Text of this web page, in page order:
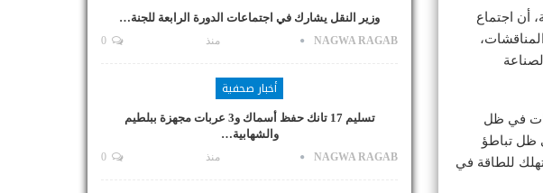
أن اجتماع
في ظل
ظل تباطؤ
للطاقة في
وزير النقل يشارك في اجتماعات الدورة الرابعة للجنة…
NAGWA RAGAB منذ
أخبار صحفية
تسليم 17 تانك حفظ أسماك و3 عربات مجهزة ببلطيم
والشهابية…
NAGWA RAGAB منذ